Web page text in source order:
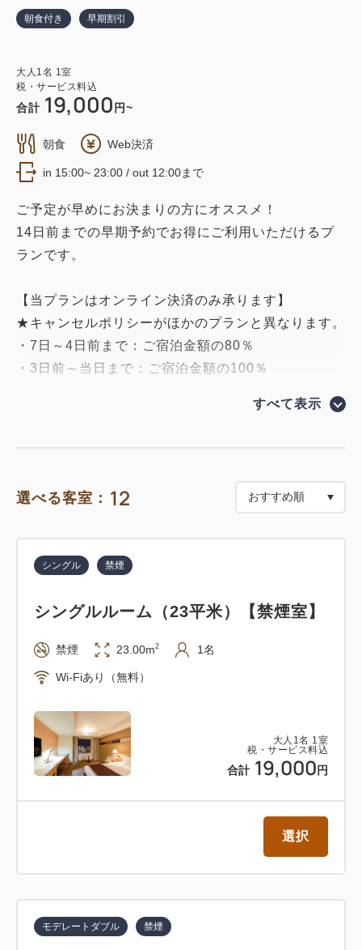
朝食付き 早期割引
大人 1名 1室
税・サービス料込
合計 19,000 円~
朝食 Web決済
in 15:00~ 23:00 / out 12:00まで
ご予定が早めにお決まりの方にオススメ！
14日前までの早期予約でお得にご利用いただけるプ
ランです。
【当プランはオンライン決済のみ承ります】
★キャンセルポリシーがほかのプランと異なります。
・7日～4日前まで：ご宿泊金額の80％
・3日前～当日まで：ご宿泊金額の100％
【洋食セット】
コーヒー、厳選された食材を使用した贅沢な朝食を高
【和食セット】
物、炊きたてのご飯と具沢山のお味噌汁、旬を大切に
した一品一品と高層階からの景観で贅沢な朝のひとと
きをお過ごしください。
～ホテルフロント・ロビーは聖路加タワー「レジデン
ス棟」1階にございます～
され、開放感のある眺望がくつろぎの空間を彩りま
すべて表示
選べる客室： 12
大人 1名 1室
税・サービス料込
合計 19,000 円
シングル 禁煙
シングルルーム（23平米）【禁煙室】
禁煙 23.00m2 1名
Wi-Fiあり（無料）
選択
モデレートダブル 禁煙